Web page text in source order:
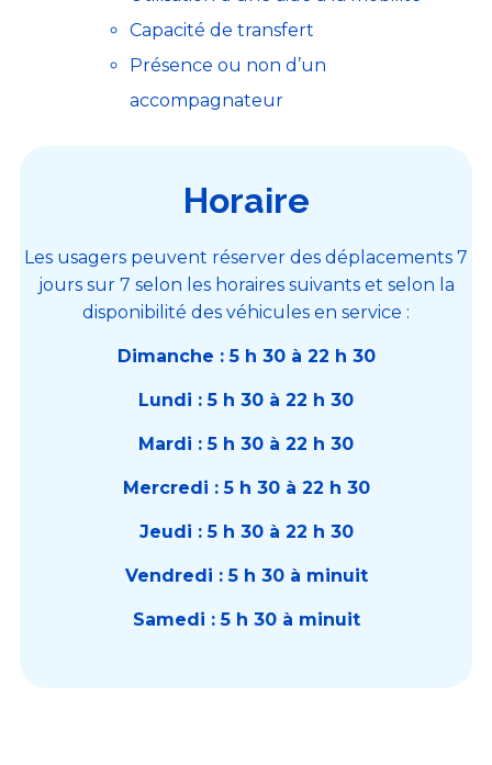
Capacité de transfert
Présence ou non d’un
accompagnateur
Horaire
Les usagers peuvent réserver des déplacements 7
jours sur 7 selon les horaires suivants et selon la
disponibilité des véhicules en service :
Dimanche : 5 h 30 à 22 h 30
Lundi : 5 h 30 à 22 h 30
Mardi : 5 h 30 à 22 h 30
Mercredi : 5 h 30 à 22 h 30
Jeudi : 5 h 30 à 22 h 30
Vendredi : 5 h 30 à minuit
Samedi : 5 h 30 à minuit